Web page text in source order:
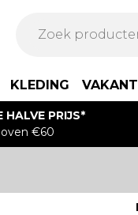
KLEDING
HALVE PRIJS*
€60